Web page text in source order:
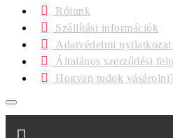
Rólunk
Szállítási információk
Adatvédelmi
Általános szerződési
Hogyan tudok